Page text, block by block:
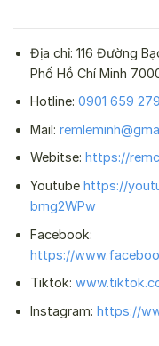
Địa chỉ: 116 Đường
Phố Hồ Chí Minh
Hotline: 0901 659 279
Mail:
Webitse: https://
Youtube https://
bmg2WPw
Facebook:
https://
Tiktok:
Instagram: https://